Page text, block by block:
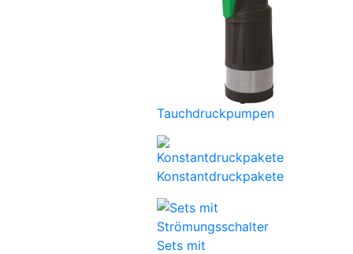
Tauchdruckpumpen
Konstantdruckpakete
Sets mit